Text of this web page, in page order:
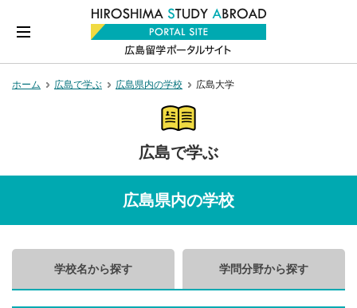
ホーム 広島で学ぶ 広島県内の学校 広島大学
広島で学ぶ
広島県内の学校
学校名から探す 学問分野から探す